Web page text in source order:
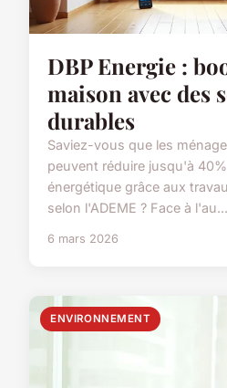
DBP Energie :
maison avec des
durables
Saviez-vous que les
peuvent réduire jusqu'à
énergétique grâce aux
selon l'ADEME ? Face à l'au...
6 mars 2026
ENVIRONNEMENT